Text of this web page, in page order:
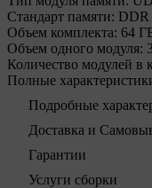
Стандарт памяти: DDR
Объем комплекта: 64
Объем одного модуля:
Количество модулей в
Полные
Подробные
Доставка и
Гарантии
Услуги сборки